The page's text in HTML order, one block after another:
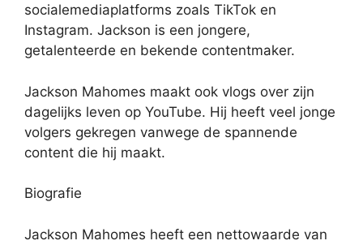
socialemediaplatforms zoals TikTok en
Instagram. Jackson is een jongere,
getalenteerde en bekende contentmaker.
Jackson Mahomes maakt ook vlogs over zijn
dagelijks leven op YouTube. Hij heeft veel jonge
volgers gekregen vanwege de spannende
content die hij maakt.
Biografie
Jackson Mahomes heeft een nettowaarde van